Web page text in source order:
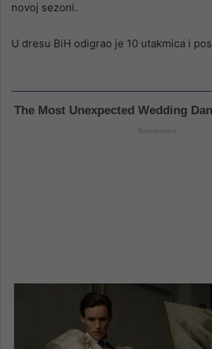
novoj sezoni.
U dresu BiH odigrao je 10 utakmica i